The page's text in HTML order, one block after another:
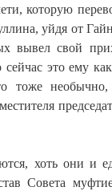
которую
уйдя от
вывел свой
это ему
тоже
хоть они и
Совета